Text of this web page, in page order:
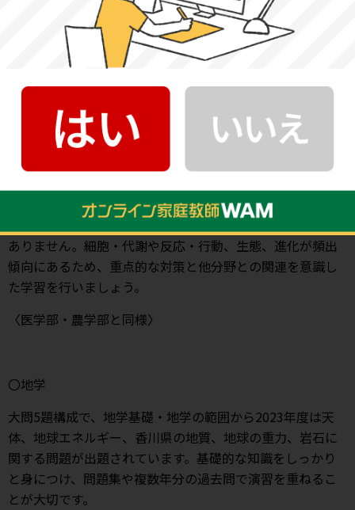
複数年分の過去問などで演習を重ねましょう。
〈医学部・創造工学部・農学部と同様〉
大問5題構成で、大問1～3は必須、大問4.5は選択問題でど
ちらか1つを選択して解答します。両方解答することはでき
問題やグラフ・表から読み取る問題、論述問題、実験考察
問題などが出題されており、記述が多く試験時間に余裕は
ありません。細胞・代謝や反応・行動、生態、進化が頻出
傾向にあるため、重点的な対策と他分野との関連を意識し
た学習を行いましょう。
〈医学部・農学部と同様〉
〇地学
大問5題構成で、地学基礎・地学の範囲から2023年度は天
体、地球エネルギー、香川県の地質、地球の重力、岩石に
関する問題が出題されています。基礎的な知識をしっかり
と身につけ、問題集や複数年分の過去問で演習を重ねるこ
とが大切です。